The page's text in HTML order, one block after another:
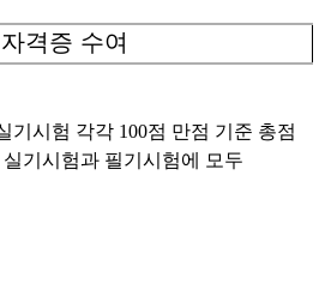
격증 수여
기시험 각각 100점 만점 기준 총점
기시험과 필기시험에 모두